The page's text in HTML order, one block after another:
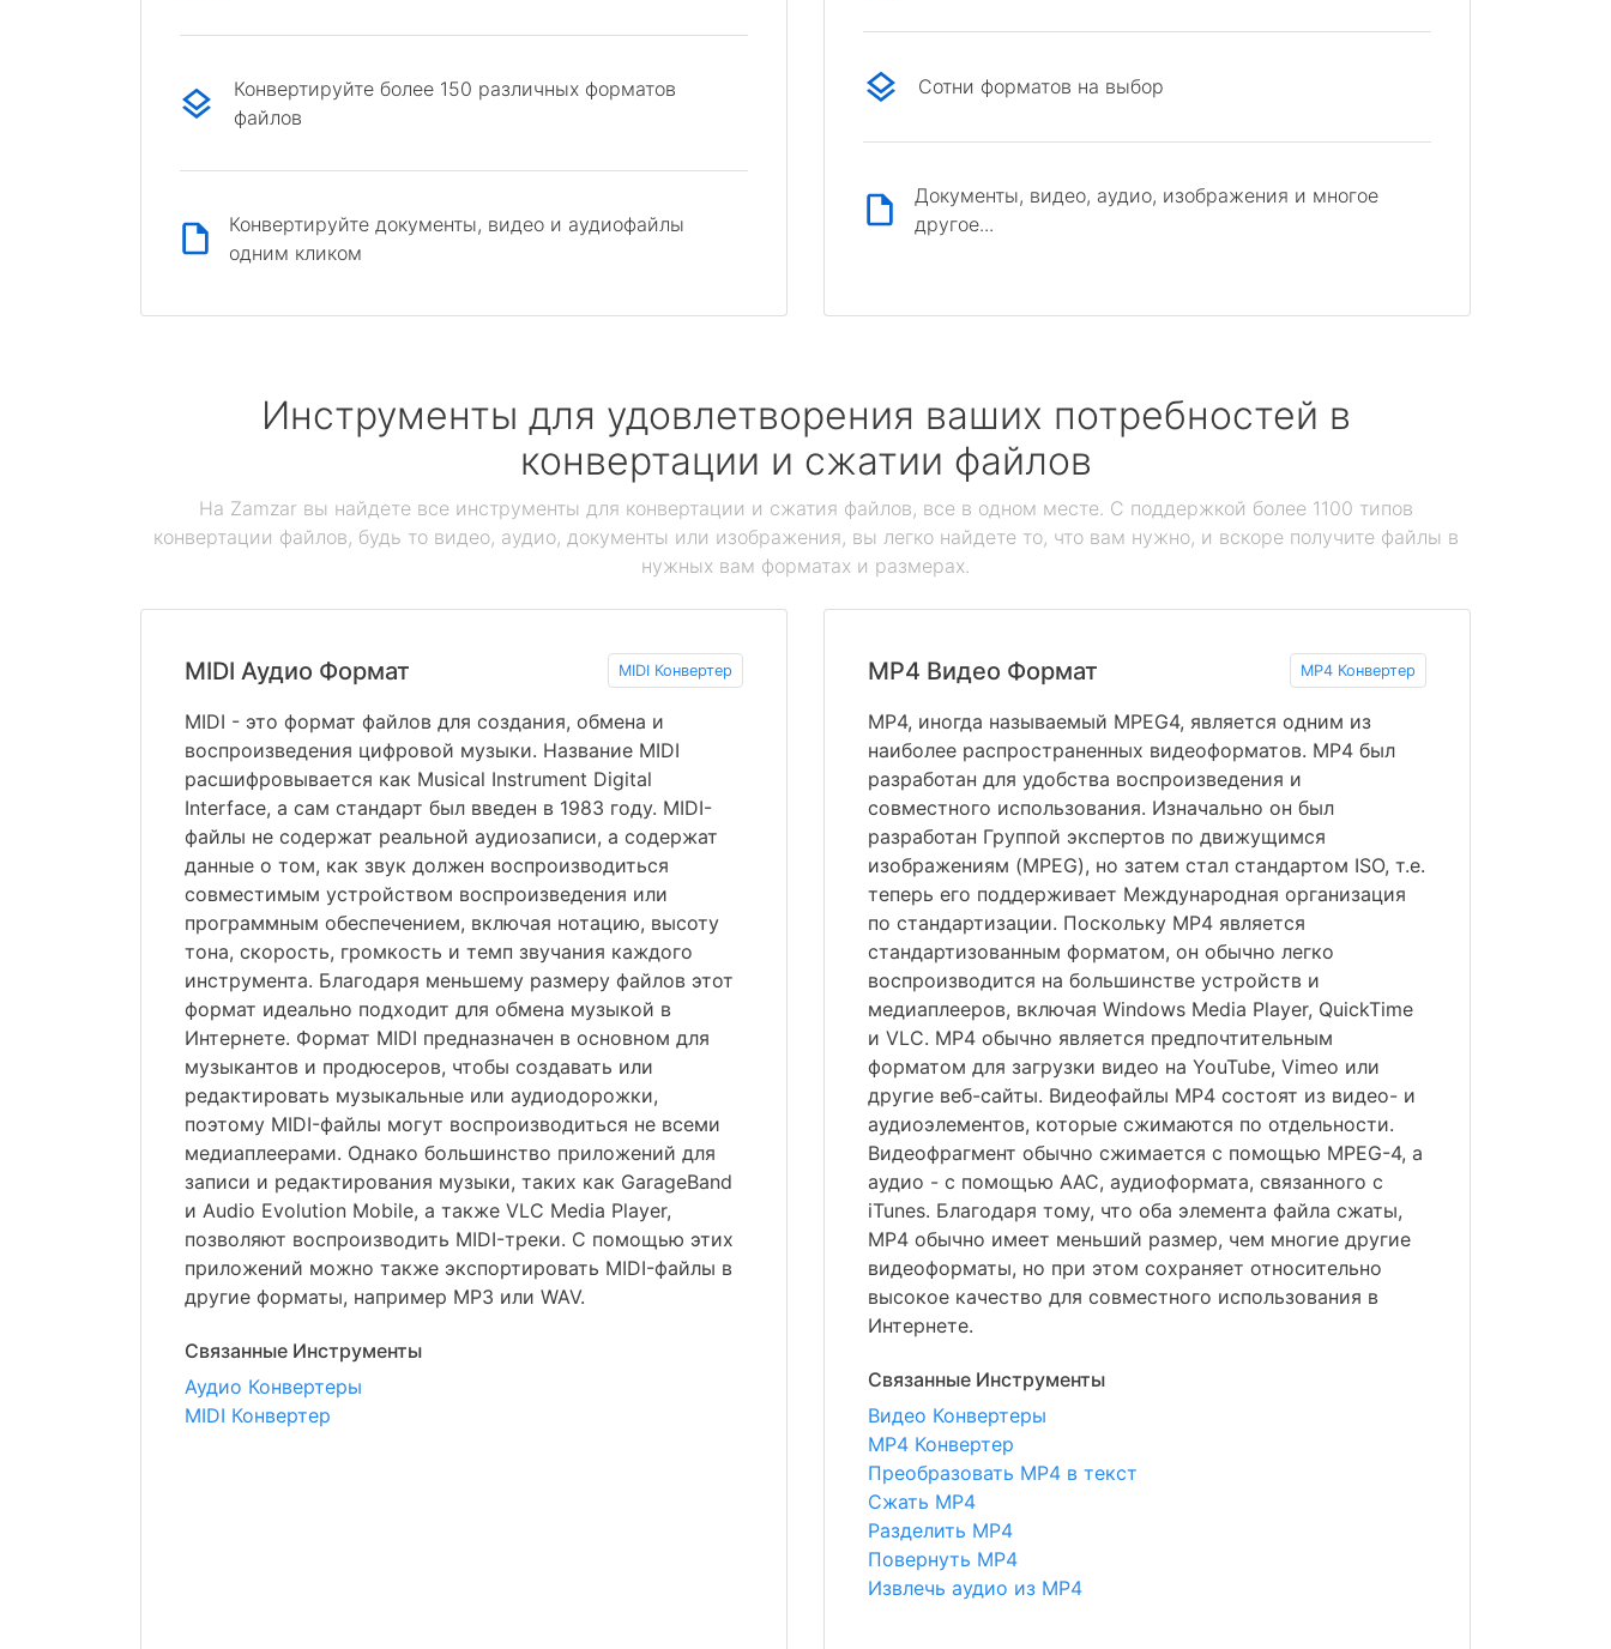
Конвертируйте более 150 различных форматов
файлов
Конвертируйте документы, видео и аудиофайлы
одним кликом
Сотни форматов на выбор
Документы, видео, аудио, изображения и многое
другое...
Инструменты для удовлетворения ваших потребностей в
конвертации и сжатии файлов
На Zamzar вы найдете все инструменты для конвертации и сжатия файлов, все в одном месте. С поддержкой более 1100 типов
конвертации файлов, будь то видео, аудио, документы или изображения, вы легко найдете то, что вам нужно, и вскоре получите файлы в
нужных вам форматах и размерах.
MIDI Аудио Формат MIDI Конвертер
MIDI - это формат файлов для создания, обмена и
воспроизведения цифровой музыки. Название MIDI
расшифровывается как Musical Instrument Digital
Interface, а сам стандарт был введен в 1983 году. MIDI-
файлы не содержат реальной аудиозаписи, а содержат
данные о том, как звук должен воспроизводиться
совместимым устройством воспроизведения или
программным обеспечением, включая нотацию, высоту
тона, скорость, громкость и темп звучания каждого
инструмента. Благодаря меньшему размеру файлов этот
формат идеально подходит для обмена музыкой в
Интернете. Формат MIDI предназначен в основном для
музыкантов и продюсеров, чтобы создавать или
редактировать музыкальные или аудиодорожки,
поэтому MIDI-файлы могут воспроизводиться не всеми
медиаплеерами. Однако большинство приложений для
записи и редактирования музыки, таких как GarageBand
и Audio Evolution Mobile, а также VLC Media Player,
позволяют воспроизводить MIDI-треки. С помощью этих
приложений можно также экспортировать MIDI-файлы в
другие форматы, например MP3 или WAV.
Связанные Инструменты
Аудио Конвертеры
MIDI Конвертер
MP4 Видео Формат MP4 Конвертер
MP4, иногда называемый MPEG4, является одним из
наиболее распространенных видеоформатов. MP4 был
разработан для удобства воспроизведения и
совместного использования. Изначально он был
разработан Группой экспертов по движущимся
изображениям (MPEG), но затем стал стандартом ISO, т.е.
теперь его поддерживает Международная организация
по стандартизации. Поскольку MP4 является
стандартизованным форматом, он обычно легко
воспроизводится на большинстве устройств и
медиаплееров, включая Windows Media Player, QuickTime
и VLC. MP4 обычно является предпочтительным
форматом для загрузки видео на YouTube, Vimeo или
другие веб-сайты. Видеофайлы MP4 состоят из видео- и
аудиоэлементов, которые сжимаются по отдельности.
Видеофрагмент обычно сжимается с помощью MPEG-4, а
аудио - с помощью AAC, аудиоформата, связанного с
iTunes. Благодаря тому, что оба элемента файла сжаты,
MP4 обычно имеет меньший размер, чем многие другие
видеоформаты, но при этом сохраняет относительно
высокое качество для совместного использования в
Интернете.
Связанные Инструменты
Видео Конвертеры
MP4 Конвертер
Преобразовать MP4 в текст
Сжать MP4
Разделить MP4
Повернуть MP4
Извлечь аудио из MP4